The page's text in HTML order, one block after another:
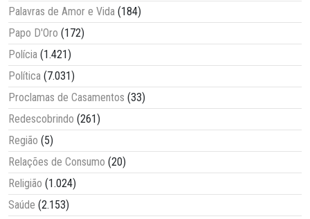
Palavras de Amor e Vida (184)
Papo D'Oro (172)
Polícia (1.421)
Política (7.031)
Proclamas de Casamentos (33)
Redescobrindo (261)
Região (5)
Relações de Consumo (20)
Religião (1.024)
Saúde (2.153)